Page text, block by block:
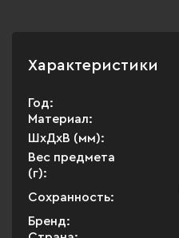
Характеристики
Год:
Материал:
ШхДхВ (мм):
Вес предмета
(г):
Сохранность:
Бренд: